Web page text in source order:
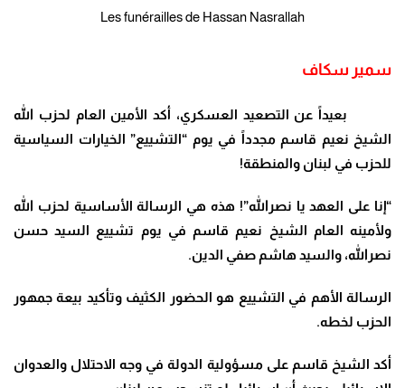
Les funérailles de Hassan Nasrallah
سمير سكاف
بعيداً عن التصعيد العسكري، أكد الأمين العام لحزب الله
الشيخ نعيم قاسم مجدداً في يوم “التشييع” الخيارات السياسية
للحزب في لبنان والمنطقة!
“إنا على العهد يا نصرالله”! هذه هي الرسالة الأساسية لحزب الله
ولأمينه العام الشيخ نعيم قاسم في يوم تشييع السيد حسن
نصرالله، والسيد هاشم صفي الدين.
الرسالة الأهم في التشييع هو الحضور الكثيف وتأكيد بيعة جمهور
الحزب لخطه.
أكد الشيخ قاسم على مسؤولية الدولة في وجه الاحتلال والعدوان